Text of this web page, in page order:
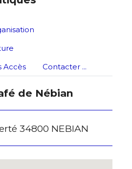
Accès
Contacter ...
de Nébian
34800 NEBIAN